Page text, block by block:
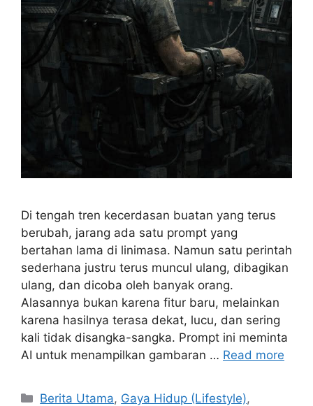
Di tengah tren kecerdasan buatan yang terus
berubah, jarang ada satu prompt yang
bertahan lama di linimasa. Namun satu perintah
sederhana justru terus muncul ulang, dibagikan
ulang, dan dicoba oleh banyak orang.
Alasannya bukan karena fitur baru, melainkan
karena hasilnya terasa dekat, lucu, dan sering
kali tidak disangka-sangka. Prompt ini meminta
AI untuk menampilkan gambaran … Read more
C
Berita Utama, Gaya Hidup (Lifestyle),